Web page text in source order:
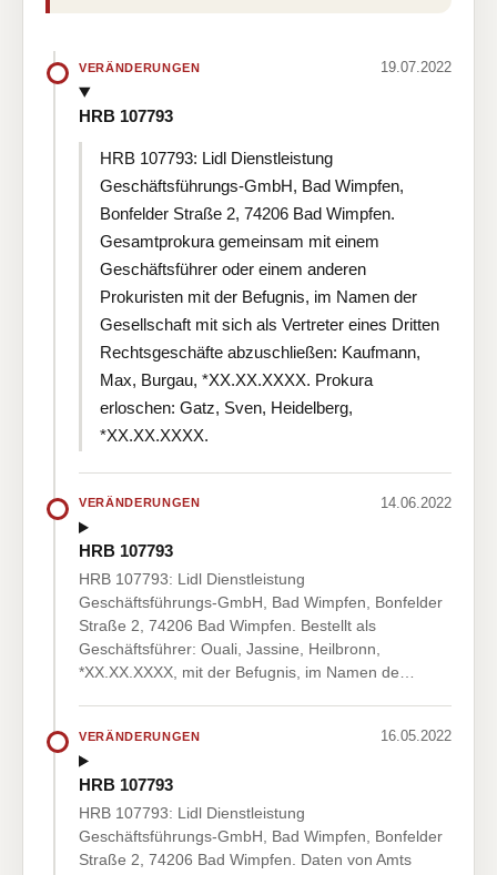
VERÄNDERUNGEN 19.07.2022
HRB 107793
HRB 107793: Lidl Dienstleistung
Geschäftsführungs-GmbH, Bad Wimpfen,
Bonfelder Straße 2, 74206 Bad Wimpfen.
Gesamtprokura gemeinsam mit einem
Geschäftsführer oder einem anderen
Prokuristen mit der Befugnis, im Namen der
Gesellschaft mit sich als Vertreter eines Dritten
Rechtsgeschäfte abzuschließen: Kaufmann,
Max, Burgau, *XX.XX.XXXX. Prokura
erloschen: Gatz, Sven, Heidelberg,
*XX.XX.XXXX.
VERÄNDERUNGEN 14.06.2022
HRB 107793
HRB 107793: Lidl Dienstleistung
Geschäftsführungs-GmbH, Bad Wimpfen, Bonfelder
Straße 2, 74206 Bad Wimpfen. Bestellt als
Geschäftsführer: Ouali, Jassine, Heilbronn,
*XX.XX.XXXX, mit der Befugnis, im Namen de…
VERÄNDERUNGEN 16.05.2022
HRB 107793
HRB 107793: Lidl Dienstleistung
Geschäftsführungs-GmbH, Bad Wimpfen, Bonfelder
Straße 2, 74206 Bad Wimpfen. Daten von Amts